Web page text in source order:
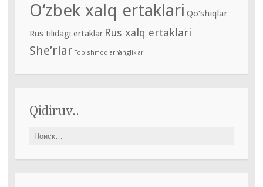
O‘zbek xalq ertaklari Qo‘shiqlar
Rus tilidagi ertaklar Rus xalq ertaklari
She’rlar Topishmoqlar Yangliklar
Qidiruv..
Найти: